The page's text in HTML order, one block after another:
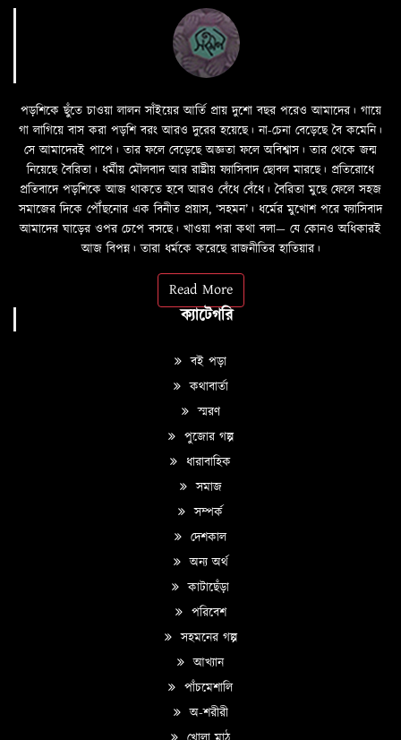
পড়শিকে ছুঁতে চাওয়া লালন সাঁইয়ের আর্তি প্রায় দুশো বছর পরেও আমাদের। গায়ে
গা লাগিয়ে বাস করা পড়শি বরং আরও দুরের হয়েছে। না-চেনা বেড়েছে বৈ কমেনি।
সে আমাদেরই পাপে। তার ফলে বেড়েছে অজ্ঞতা ফলে অবিশ্বাস। তার থেকে জন্ম
নিয়েছে বৈরিতা। ধর্মীয় মৌলবাদ আর রাষ্ট্রীয় ফ্যাসিবাদ ছোবল মারছে। প্রতিরোধে
প্রতিবাদে পড়শিকে আজ থাকতে হবে আরও বেঁধে বেঁধে। বৈরিতা মুছে ফেলে সহজ
সমাজের দিকে পৌঁছনোর এক বিনীত প্রয়াস, ‘সহমন’। ধর্মের মুখোশ পরে ফ্যাসিবাদ
আমাদের ঘাড়ের ওপর চেপে বসছে। খাওয়া পরা কথা বলা—­­ যে কোনও অধিকারই
আজ বিপন্ন। তারা ধর্মকে করেছে রাজনীতির হাতিয়ার।
Read More
ক্যাটেগরি
বই পড়া
কথাবার্তা
স্মরণ
পুজোর গল্প
ধারাবাহিক
সমাজ
সম্পর্ক
দেশকাল
অন্য অর্থ
কাটাছেঁড়া
পরিবেশ
সহমনের গল্প
আখ্যান
পাঁচমেশালি
অ-শরীরী